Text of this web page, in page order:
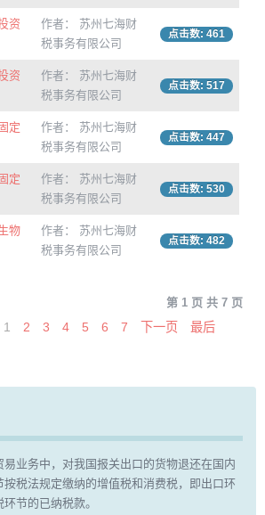
资
作者： 苏州七海财
税事务有限公司
点击数: 461
资
作者： 苏州七海财
税事务有限公司
点击数: 517
定
作者： 苏州七海财
税事务有限公司
点击数: 447
定
作者： 苏州七海财
税事务有限公司
点击数: 530
物
作者： 苏州七海财
税事务有限公司
点击数: 482
第 1 页 共 7 页
1 2 3 4 5 6 7 下一页 最后
易业务中，对我国报关出口的货物退还在国内
税法规定缴纳的增值税和消费税，即出口环
节的已纳税款。